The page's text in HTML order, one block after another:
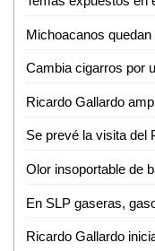
Cambia cigarros por
Ricardo Gallardo